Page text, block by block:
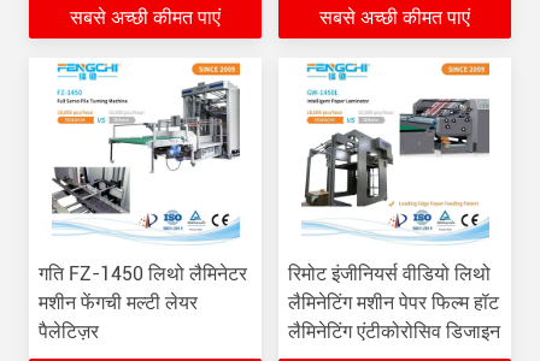
सबसे अच्छी कीमत पाएं सबसे अच्छी कीमत पाएं
गति FZ-1450 लिथो लैमिनेटर
मशीन फेंगची मल्टी लेयर
पैलेटिज़र
रिमोट इंजीनियर्स वीडियो लिथो
लैमिनेटिंग मशीन पेपर फिल्म हॉट
लैमिनेटिंग एंटीकोरोसिव डिजाइन